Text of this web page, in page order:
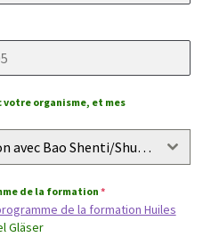
organisme, et mes
J'ai déjà suivi une formation avec Bao Shenti/Shuyuan, et mes coordonnées n'ont pas changé
de la formation *
de la formation Huiles
Gläser